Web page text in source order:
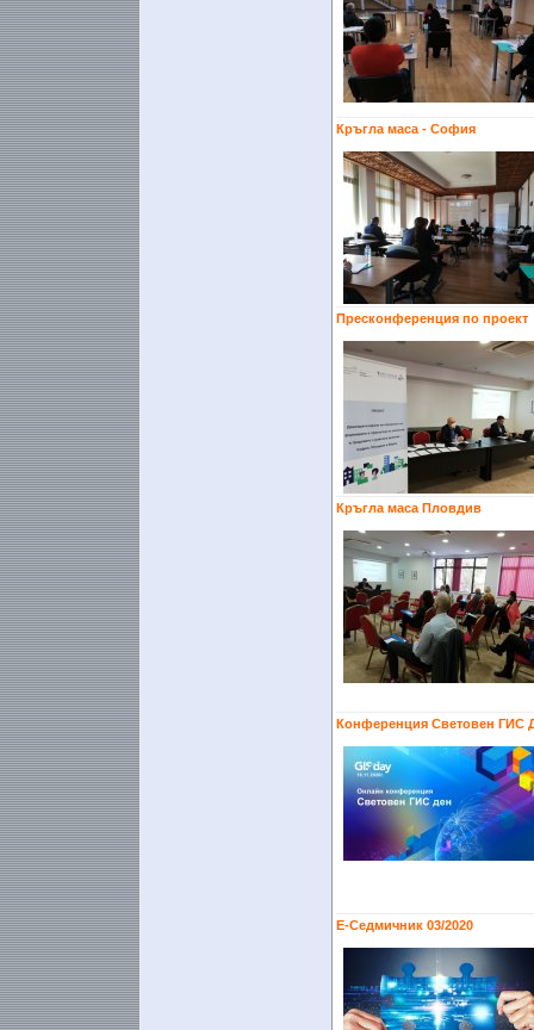
Кръгла маса - София
Пресконференция по проект
Кръгла маса Пловдив
Конференция Световен ГИС
Е-Седмичник 03/2020